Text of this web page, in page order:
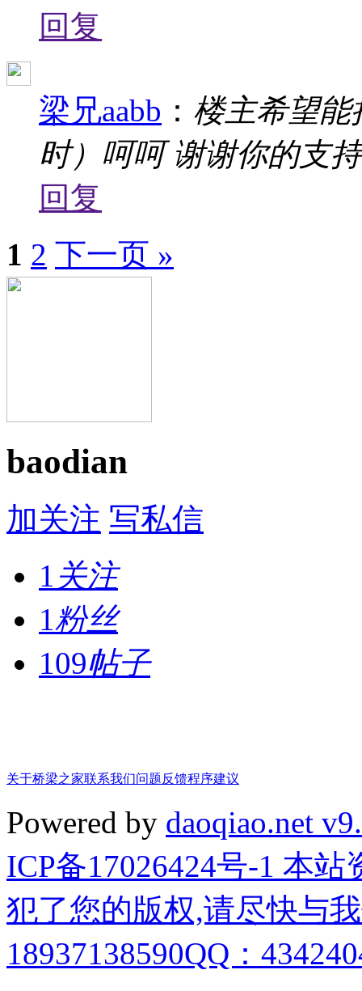
回复
梁兄aabb ： 楼主希望能
时）呵呵 谢谢你的支
回复
1 2 下一页 »
baodian
加关注 写私信
1 关注
1粉丝
109帖子
关于桥梁之家联系我们问题反馈程序建议
Powered by daoqiao.net
ICP备17026424号-1 本
犯了您的版权,请尽快与
18937138590QQ：